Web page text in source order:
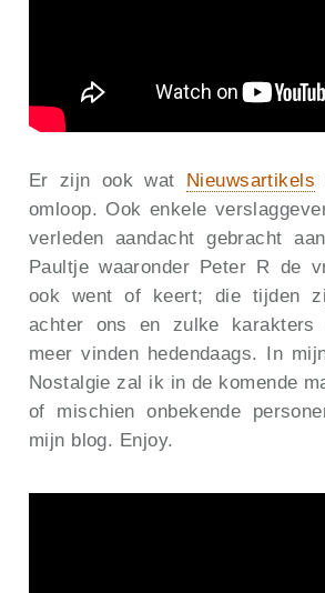
Er zijn ook wat Nieuwsartikels
omloop. Ook enkele
verleden aandacht gebracht
Paultje waaronder Peter R de
ook went of keert; die tijden
achter ons en zulke
meer vinden hedendaags. In
Nostalgie zal ik in de komende
of mischien onbekende
mijn blog. Enjoy.